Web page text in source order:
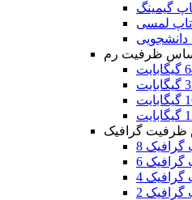
گیمینگ
لمسی
ظرفیت رم
ظرفیت گرافیک